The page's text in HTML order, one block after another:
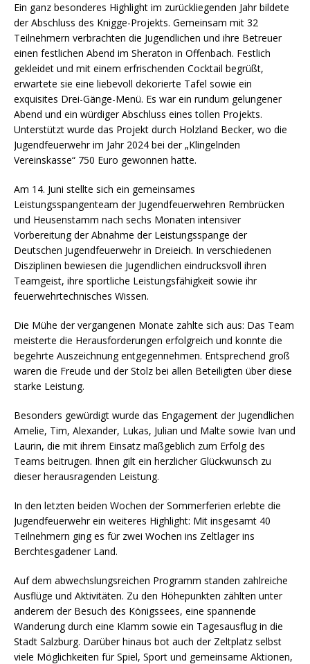
Ein ganz besonderes Highlight im zurückliegenden Jahr bildete
der Abschluss des Knigge-Projekts. Gemeinsam mit 32
Teilnehmern verbrachten die Jugendlichen und ihre Betreuer
einen festlichen Abend im Sheraton in Offenbach. Festlich
gekleidet und mit einem erfrischenden Cocktail begrüßt,
erwartete sie eine liebevoll dekorierte Tafel sowie ein
exquisites Drei-Gänge-Menü. Es war ein rundum gelungener
Abend und ein würdiger Abschluss eines tollen Projekts.
Unterstützt wurde das Projekt durch Holzland Becker, wo die
Jugendfeuerwehr im Jahr 2024 bei der „Klingelnden
Vereinskasse“ 750 Euro gewonnen hatte.
Am 14. Juni stellte sich ein gemeinsames
Leistungsspangenteam der Jugendfeuerwehren Rembrücken
und Heusenstamm nach sechs Monaten intensiver
Vorbereitung der Abnahme der Leistungsspange der
Deutschen Jugendfeuerwehr in Dreieich. In verschiedenen
Disziplinen bewiesen die Jugendlichen eindrucksvoll ihren
Teamgeist, ihre sportliche Leistungsfähigkeit sowie ihr
feuerwehrtechnisches Wissen.
Die Mühe der vergangenen Monate zahlte sich aus: Das Team
meisterte die Herausforderungen erfolgreich und konnte die
begehrte Auszeichnung entgegennehmen. Entsprechend groß
waren die Freude und der Stolz bei allen Beteiligten über diese
starke Leistung.
Besonders gewürdigt wurde das Engagement der Jugendlichen
Amelie, Tim, Alexander, Lukas, Julian und Malte sowie Ivan und
Laurin, die mit ihrem Einsatz maßgeblich zum Erfolg des
Teams beitrugen. Ihnen gilt ein herzlicher Glückwunsch zu
dieser herausragenden Leistung.
In den letzten beiden Wochen der Sommerferien erlebte die
Jugendfeuerwehr ein weiteres Highlight: Mit insgesamt 40
Teilnehmern ging es für zwei Wochen ins Zeltlager ins
Berchtesgadener Land.
Auf dem abwechslungsreichen Programm standen zahlreiche
Ausflüge und Aktivitäten. Zu den Höhepunkten zählten unter
anderem der Besuch des Königssees, eine spannende
Wanderung durch eine Klamm sowie ein Tagesausflug in die
Stadt Salzburg. Darüber hinaus bot auch der Zeltplatz selbst
viele Möglichkeiten für Spiel, Sport und gemeinsame Aktionen,